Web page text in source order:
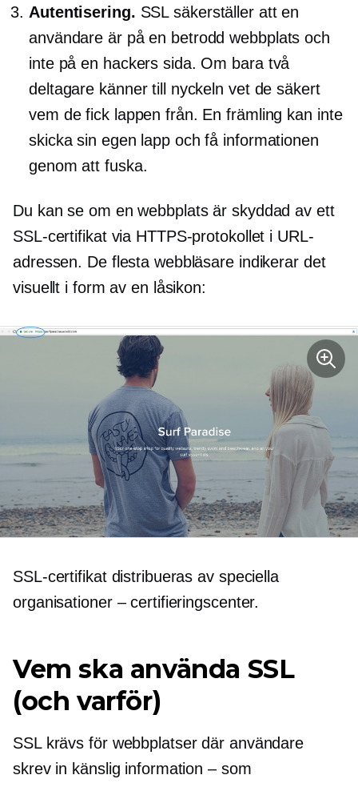
Autentisering. SSL säkerställer att en
användare är på en betrodd webbplats och
inte på en hackers sida. Om bara två
deltagare känner till nyckeln vet de säkert
vem de fick lappen från. En främling kan inte
skicka sin egen lapp och få informationen
genom att fuska.
Du kan se om en webbplats är skyddad av ett
SSL-certifikat via HTTPS-protokollet i URL-
adressen. De flesta webbläsare indikerar det
visuellt i form av en låsikon:
SSL-certifikat distribueras av speciella
organisationer – certifieringscenter.
Vem ska använda SSL
(och varför)
SSL krävs för webbplatser där användare
skrev in känslig information – som